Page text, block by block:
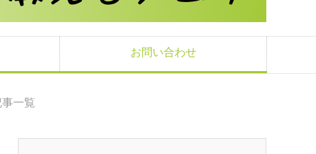
お問い合わせ
事一覧